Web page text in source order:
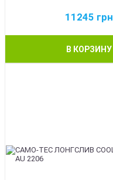
11245 грн
В КОРЗИНУ